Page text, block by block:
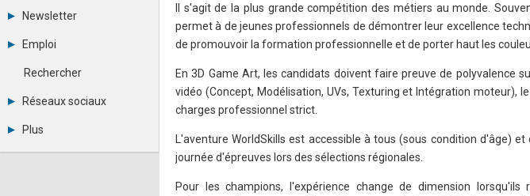
Tous les forums
Se connecter
Messages privés
Contacter un modérateur
Newsletter
Archives
Abonnement
Emploi
Consulter les annonces
Observatoire de l'emploi
Rechercher
Réseaux sociaux
LinkedIn
Plus
Annonceurs
Il s'agit de la plus grande compétition des métiers au monde.
permet à de jeunes professionnels de démontrer leur excellence
de promouvoir la formation professionnelle et de porter haut les
En 3D Game Art, les candidats doivent faire preuve de polyvalence
vidéo (Concept, Modélisation, UVs, Texturing et Intégration moteur),
charges professionnel strict.
L'aventure WorldSkills est accessible à tous (sous condition d'âge)
journée d'épreuves lors des sélections régionales.
Pour les champions, l'expérience change de dimension